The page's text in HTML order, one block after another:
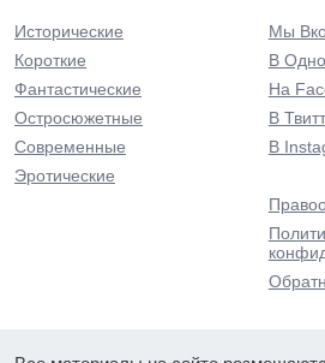
Исторические
Короткие
Фантастические
Остросюжетные
Современные
Эротические
Мы
В
На
В
В